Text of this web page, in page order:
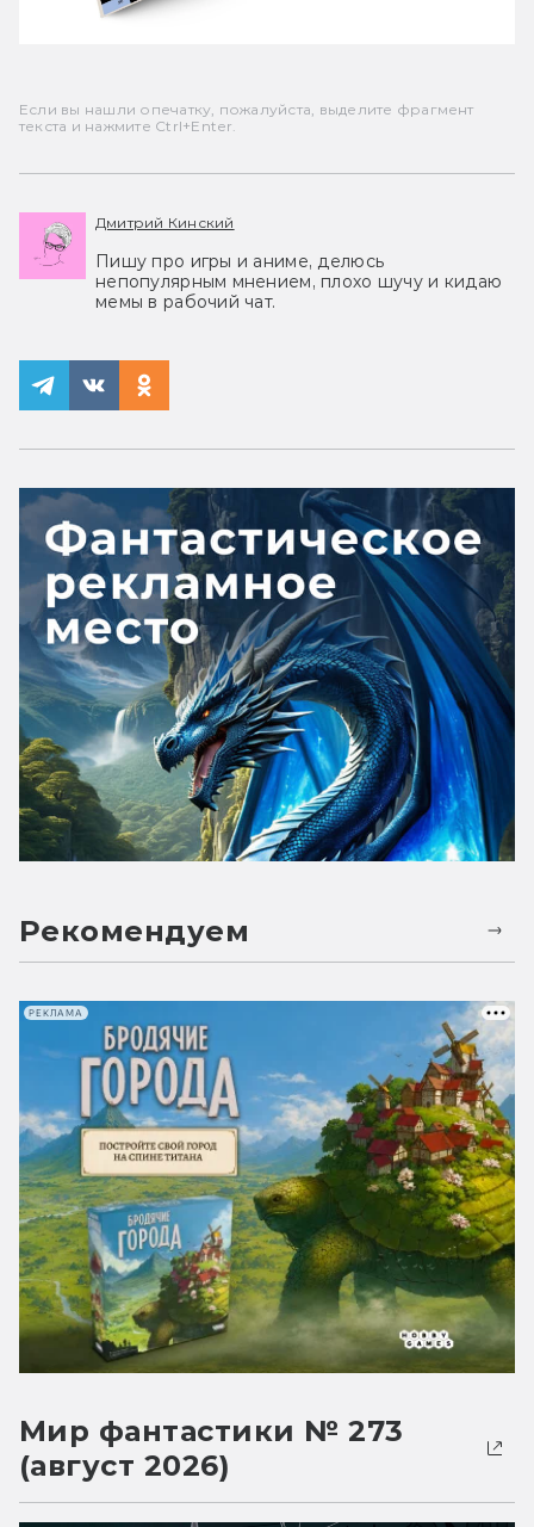
Если вы нашли опечатку, пожалуйста, выделите фрагмент
текста и нажмите Ctrl+Enter.
Дмитрий Кинский
Пишу про игры и аниме, делюсь
непопулярным мнением, плохо шучу и кидаю
мемы в рабочий чат.
Рекомендуем
РЕКЛАМА
Мир фантастики № 273
(август 2026)